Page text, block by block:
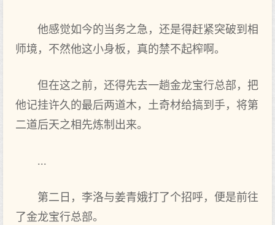
他感觉如今的当务之急，还是得赶紧突破到相
师境，不然他这小身板，真的禁不起榨啊。
但在这之前，还得先去一趟金龙宝行总部，把
他记挂许久的最后两道木，土奇材给搞到手，将第
二道后天之相先炼制出来。
...
第二日，李洛与姜青娥打了个招呼，便是前往
了金龙宝行总部。